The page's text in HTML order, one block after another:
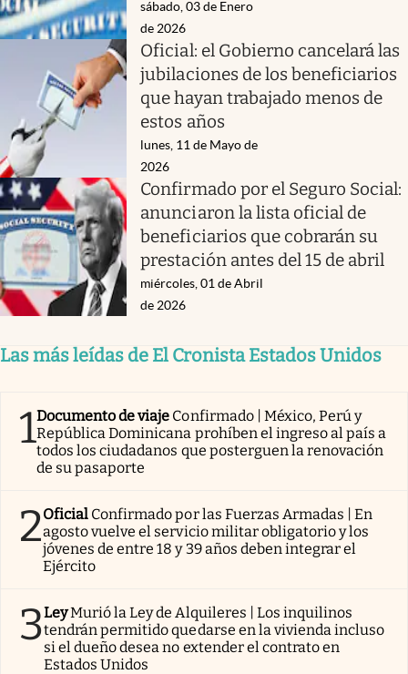
sábado, 03 de Enero
de 2026
Oficial: el Gobierno cancelará las
jubilaciones de los beneficiarios
que hayan trabajado menos de
estos años
lunes, 11 de Mayo de
2026
Confirmado por el Seguro Social:
anunciaron la lista oficial de
beneficiarios que cobrarán su
prestación antes del 15 de abril
miércoles, 01 de Abril
de 2026
Las más leídas de El Cronista Estados Unidos
1Documento de viaje Confirmado | México, Perú y
República Dominicana prohíben el ingreso al país a
todos los ciudadanos que posterguen la renovación
de su pasaporte
2Oficial Confirmado por las Fuerzas Armadas | En
agosto vuelve el servicio militar obligatorio y los
jóvenes de entre 18 y 39 años deben integrar el
Ejército
3LeyMurió la Ley de Alquileres | Los inquilinos
tendrán permitido quedarse en la vivienda incluso
si el dueño desea no extender el contrato en
Estados Unidos